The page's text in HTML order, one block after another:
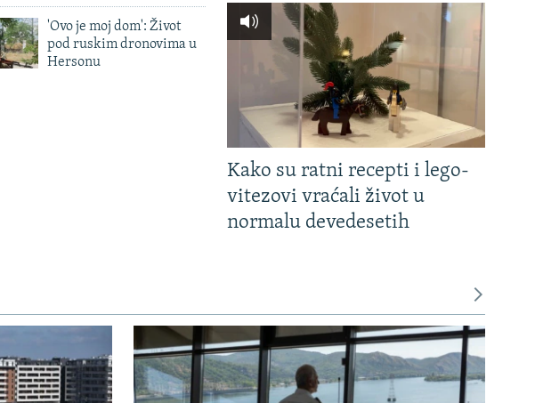
'Ovo je moj dom': Život
pod ruskim dronovima u
Hersonu
Kako su ratni recepti i lego-
vitezovi vraćali život u
normalu devedesetih